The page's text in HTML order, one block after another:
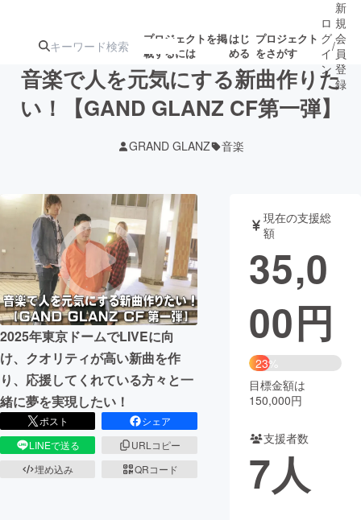
プロジェクトを掲
載するには
はじ
める
プロジェクト
をさがす
ジェクト
募集終了が近いプ
ロジェクト
アート・写真 音楽
テクノロジー・ガジェット ゲーム・
映像・映画 書籍・雑誌
ビジネス・起業 チャレンジ
まちづくり・地域活性化
CAMPFIRE for Social Good
CAMPFIRE Creation
CAMPFIREふるさと納税
コミュニティ
ロ
グ
イ
ン
/
新
規
会
員
登
録
音楽で人を元気にする新曲作りた
い！【GAND GLANZ CF第一弾】
GRAND GLANZ 音楽
2025年東京ドームでLIVEに向
け、クオリティが高い新曲を作
り、応援してくれている方々と一
緒に夢を実現したい！
ポスト
シェア
LINEで送る
URLコピー
埋め込み
QRコード
現在の支援総
額
35,0
00円
23%
目標金額は
150,000円
支援者数
7人